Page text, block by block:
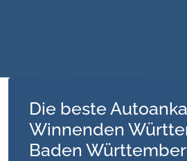
Die beste
Winnenden
Baden